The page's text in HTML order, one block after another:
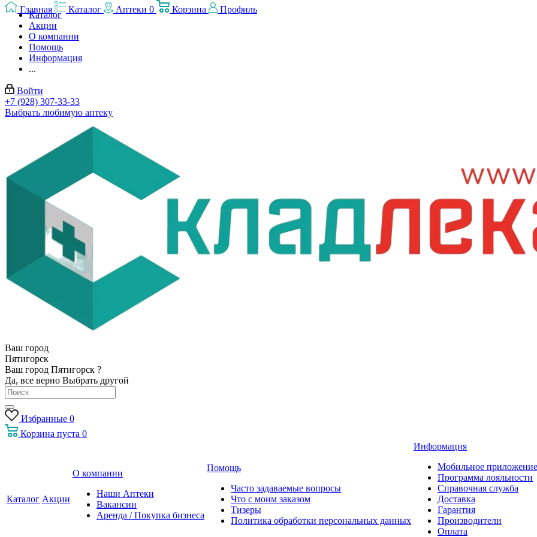
Каталог
Акции
О компании
Помощь
Информация
...
Войти
+7 (928) 307-33-33
Выбрать любимую аптеку
Ваш город
Пятигорск
Ваш город Пятигорск ?
Да, все верно Выбрать другой
Избранные 0
Корзина пуста 0
Каталог Акции
О компании
Наши Аптеки
Вакансии
Аренда / Покупка бизнеса
Помощь
Часто задаваемые вопросы
Что с моим заказом
Тизеры
Политика обработки персональных данных
Информация
Мобильное приложение
Программа лояльности
Справочная служба
Доставка
Гарантия
Производители
Оплата
Главная Каталог Аптеки 0 Корзина Профиль